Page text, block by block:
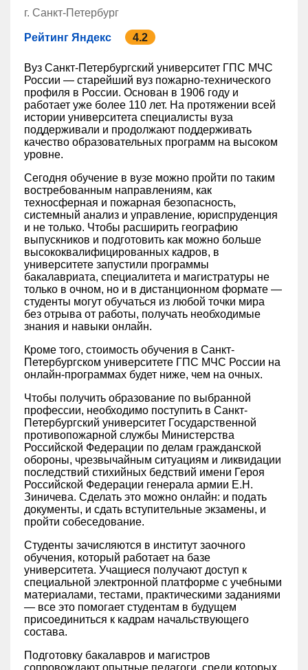
г. Санкт-Петербург
Рейтинг Яндекс 4.2
Вуз Санкт-Петербургский университет ГПС МЧС
России — старейший вуз пожарно-технического
профиля в России. Основан в 1906 году и
работает уже более 110 лет. На протяжении всей
истории университета специалисты вуза
поддерживали и продолжают поддерживать
качество образовательных программ на высоком
уровне.
Сегодня обучение в вузе можно пройти по таким
востребованным направлениям, как
техносферная и пожарная безопасность,
системный анализ и управление, юриспруденция
и не только. Чтобы расширить географию
выпускников и подготовить как можно больше
высококвалифицированных кадров, в
университете запустили программы
бакалавриата, специалитета и магистратуры не
только в очном, но и в дистанционном формате —
студенты могут обучаться из любой точки мира
без отрыва от работы, получать необходимые
знания и навыки онлайн.
Кроме того, стоимость обучения в Санкт-
Петербургском университете ГПС МЧС России на
онлайн-программах будет ниже, чем на очных.
Чтобы получить образование по выбранной
профессии, необходимо поступить в Санкт-
Петербургский университет Государственной
противопожарной службы Министерства
Российской Федерации по делам гражданской
обороны, чрезвычайным ситуациям и ликвидации
последствий стихийных бедствий имени Героя
Российской Федерации генерала армии Е.Н.
Зиничева. Сделать это можно онлайн: и подать
документы, и сдать вступительные экзамены, и
пройти собеседование.
Студенты зачисляются в институт заочного
обучения, который работает на базе
университета. Учащиеся получают доступ к
специальной электронной платформе с учебными
материалами, тестами, практическими заданиями
— все это помогает студентам в будущем
присоединиться к кадрам начальствующего
состава.
Подготовку бакалавров и магистров
сопровождают опытные педагоги, среди которых